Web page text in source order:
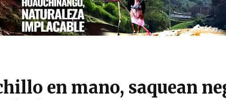
en mano, saquean